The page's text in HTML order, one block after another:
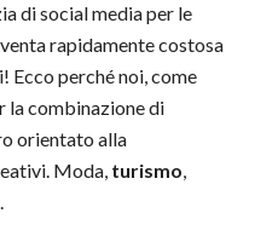
di social media per le
rapidamente costosa
Ecco perché noi, come
la combinazione di
orientato alla
Moda, turismo,